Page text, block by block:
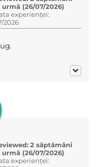
urmă (26/07/2026)
experienței:
2026
2 săptămâni
urmă (26/07/2026)
experienței: